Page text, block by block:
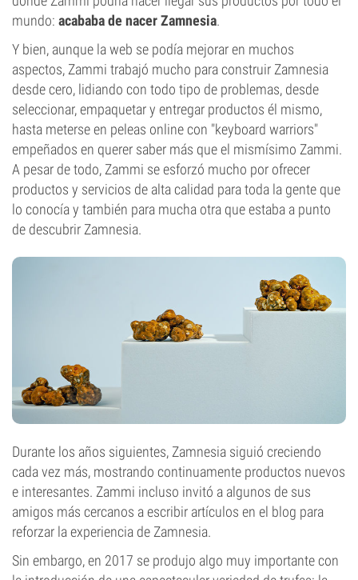
mundo: acababa de nacer Zamnesia.
Y bien, aunque la web se podía mejorar en muchos
aspectos, Zammi trabajó mucho para construir Zamnesia
desde cero, lidiando con todo tipo de problemas, desde
seleccionar, empaquetar y entregar productos él mismo,
hasta meterse en peleas online con "keyboard warriors"
empeñados en querer saber más que el mismísimo Zammi.
A pesar de todo, Zammi se esforzó mucho por ofrecer
productos y servicios de alta calidad para toda la gente que
lo conocía y también para mucha otra que estaba a punto
de descubrir Zamnesia.
Durante los años siguientes, Zamnesia siguió creciendo
cada vez más, mostrando continuamente productos nuevos
e interesantes. Zammi incluso invitó a algunos de sus
amigos más cercanos a escribir artículos en el blog para
reforzar la experiencia de Zamnesia.
Sin embargo, en 2017 se produjo algo muy importante con